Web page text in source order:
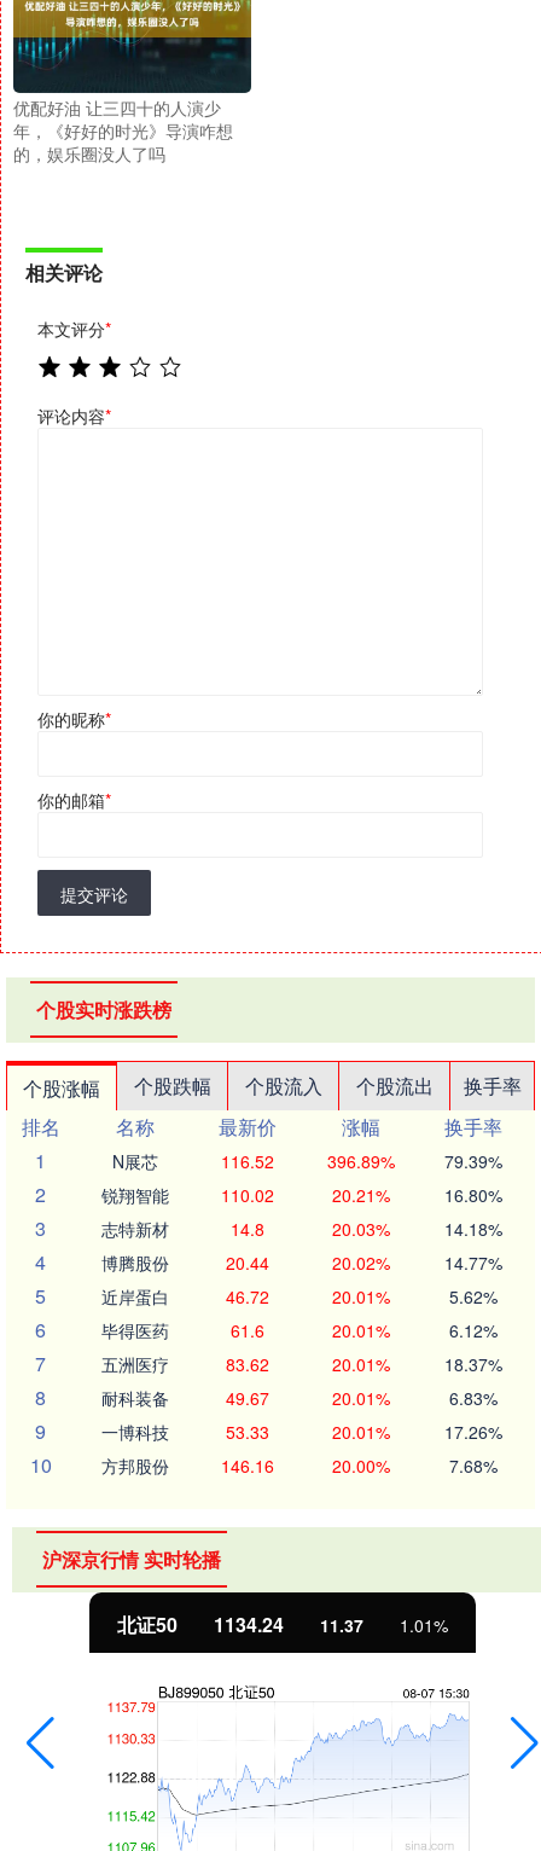
优配好油 让三四十的人演少
年，《好好的时光》导演咋想
的，娱乐圈没人了吗
相关评论
本文评分*
评论内容*
你的昵称*
你的邮箱*
提交评论
个股实时涨跌榜
个股涨幅 个股跌幅 个股流入 个股流出
换手率
排名
名称 最新价 涨幅
换手率
1
N展芯 116.52 396.89% 79.39%
2 锐翔智能 110.02 20.21% 16.80%
3 志特新材 14.8 20.03% 14.18%
4 博腾股份 20.44 20.02% 14.77%
5 近岸蛋白 46.72 20.01% 5.62%
6 毕得医药 61.6 20.01% 6.12%
7 五洲医疗 83.62 20.01% 18.37%
8 耐科装备 49.67 20.01% 6.83%
9 一博科技 53.33 20.01% 17.26%
10 方邦股份 146.16 20.00% 7.68%
沪深京行情 实时轮播
北证50 1134.24 11.37 1.01%